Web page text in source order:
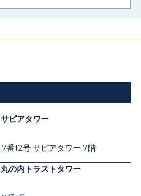
ピアタワー
番12号 サピアタワー 7階
の内トラストタワー